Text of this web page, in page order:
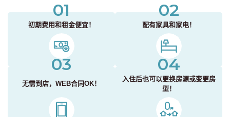
01
初期费用和租金便宜！
02
配有家具和家电！
03
无需到店，WEB合同OK！
04
入住后也可以更换房源或变更房
型！